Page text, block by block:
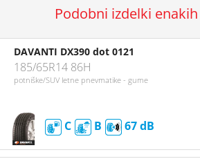
Podobni izdelki
DAVANTI DX390 dot 0121
185/65R14 86H
potniške/SUV letne pnevmatike - gume
C B 67